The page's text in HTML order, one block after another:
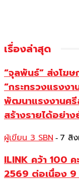
เรื่องล่าสุด
“จุลพันธ์” ส่งโฆ
“กระทรวงแรงง
พัฒนาแรงงานศรี
สร้างรายได้อย่า
ผู้เขียน 3 SBN - 7 สิ
ILINK คว้า 100
2569 ต่อเนื่อง 9